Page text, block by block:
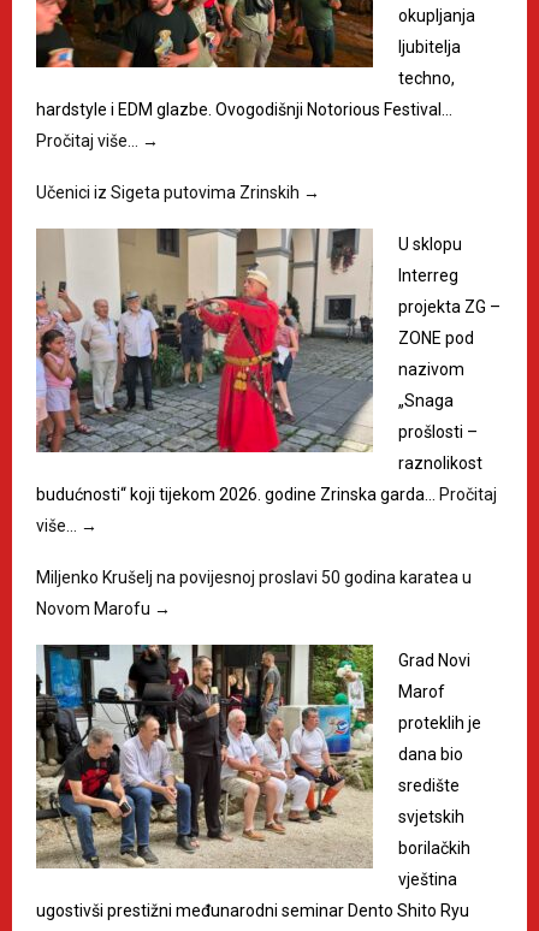
okupljanja
ljubitelja
techno,
hardstyle i EDM glazbe. Ovogodišnji Notorious Festival…
Pročitaj više…
→
Učenici iz Sigeta putovima Zrinskih →
U sklopu
Interreg
projekta ZG –
ZONE pod
nazivom
„Snaga
prošlosti –
raznolikost
budućnosti“ koji tijekom 2026. godine Zrinska garda…
Pročitaj
više…
→
Miljenko Krušelj na povijesnoj proslavi 50 godina karatea u
Novom Marofu →
Grad Novi
Marof
proteklih je
dana bio
središte
svjetskih
borilačkih
vještina
ugostivši prestižni međunarodni seminar Dento Shito Ryu